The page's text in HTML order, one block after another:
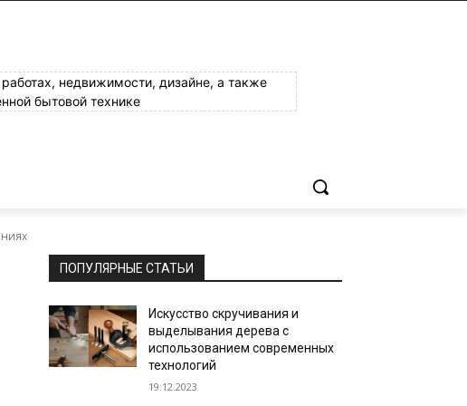
недвижимости, дизайне, а также
бытовой технике
ПОПУЛЯРНЫЕ СТАТЬИ
Искусство скручивания и
выделывания дерева с
использованием современных
технологий
19.12.2023